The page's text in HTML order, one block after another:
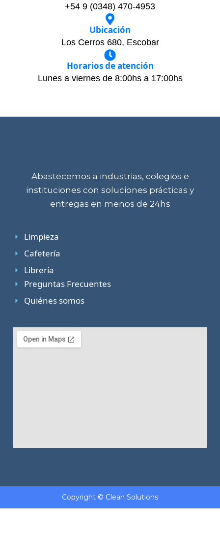
+54 9 (0348) 470-4953
Ubicación
Los Cerros 680, Escobar
Horarios de atención
Lunes a viernes de 8:00hs a 17:00hs
Abastecemos a industrias, colegios e
instituciones con soluciones prácticas y
entregas en menos de 24hs
Limpieza
Cafetería
Librería
Preguntas Frecuentes
Quiénes somos
Copyright © Clean Solutions